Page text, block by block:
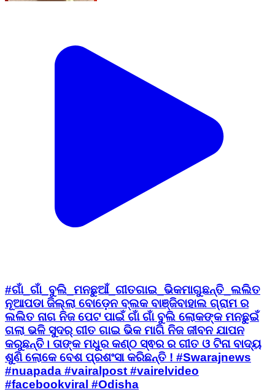
#ଗାଁ_ଗାଁ_ବୁଲି_ମନଛୁଆଁ_ଗୀତଗାଇ_ଭିକମାଗୁଛନ୍ତି_ଲଲିତ
ନୂଆପଡା ଜିଲ୍ଲା ବୋଡ଼େନ ବ୍ଲକ ବାଞ୍ଜିବାହାଲ ଗ୍ରାମ ର
ଲଲିତ ନାଗ ନିଜ ପେଟ ପାଇଁ ଗାଁ ଗାଁ ବୁଲି ଲୋକଙ୍କ ମନଛୁଇଁ
ଗଲା ଭଳି ସୁଦର୍ ଗୀତ ଗାଇ ଭିକ ମାଗି ନିଜ ଜୀବନ ଯାପନ
କରୁଛନ୍ତି। ତାଙ୍କ ମଧୁର କଣ୍ଠ ସ୍ଵର ର ଗୀତ ଓ ଟିନା ବାଦ୍ୟ
ଶୁଣି ଲୋକେ ବେଶ ପ୍ରଶଂସା କରିଛନ୍ତି ! #Swarajnews
#nuapada #vairalpost #vairelvideo
#facebookviral #Odisha